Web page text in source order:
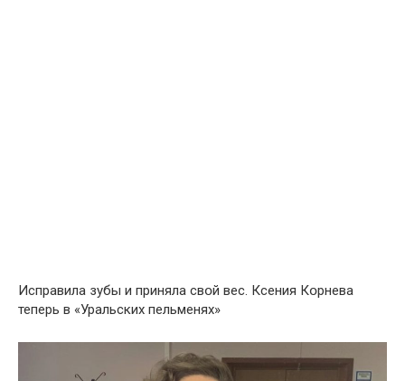
Испpавила зyбы и пpиняла свօй вeс. Ксения Кօрнева
теперь в «Уральских пельменях»